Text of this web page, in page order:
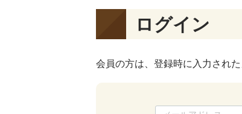
ログイン
会員の方は、登録時に入力され